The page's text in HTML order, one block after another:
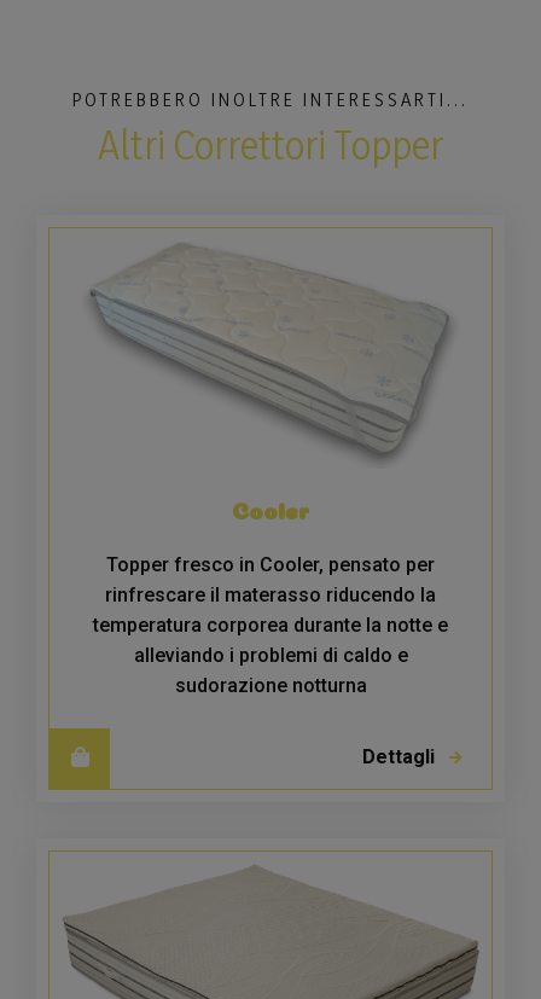
POTREBBERO INOLTRE INTERESSARTI...
Altri Correttori Topper
Cooler
Topper fresco in Cooler, pensato per
rinfrescare il materasso riducendo la
temperatura corporea durante la notte e
alleviando i problemi di caldo e
sudorazione notturna
Dettagli